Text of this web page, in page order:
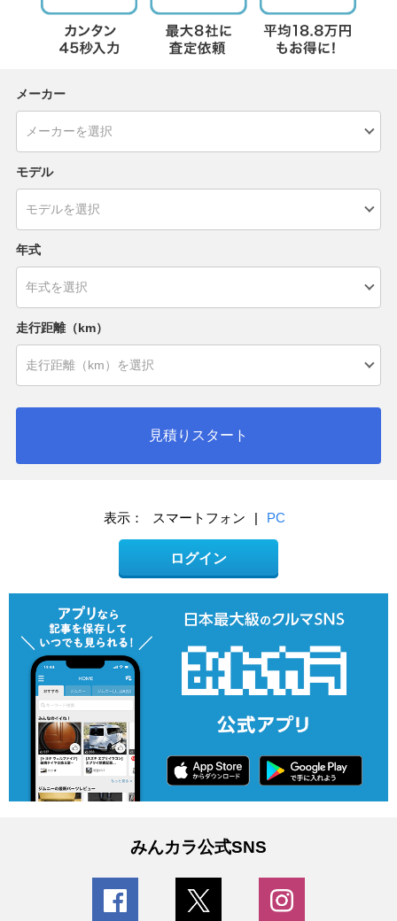
メーカー
モデル
年式
走行距離（km）
見積りスタート
表示： スマートフォン | PC
ログイン
みんカラ公式SNS